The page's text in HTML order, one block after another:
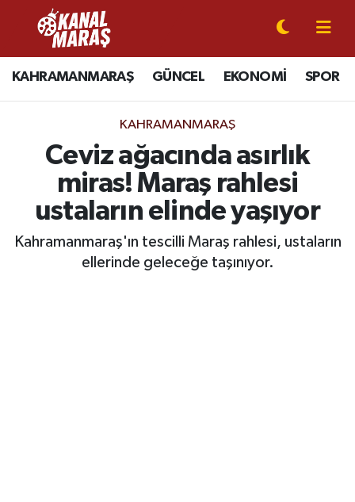
KAHRAMANMARAŞ GÜNCEL EKONOMİ SPOR
KAHRAMANMARAŞ
Ceviz ağacında asırlık
miras! Maraş rahlesi
ustaların elinde yaşıyor
Kahramanmaraş'ın tescilli Maraş rahlesi, ustaların
ellerinde geleceğe taşınıyor.
CANLI YAYIN
KAHRAMANMARAŞ
GÜNCEL
SPOR
SİYASET
EKONOMİ
Kahramanmaraş Nöbetçi Eczaneler
Kahramanmaraş Hava Durumu
Kahramanmaraş Namaz Vakitleri
Kahramanmaraş Trafik Yoğunluk Haritası
Süper Lig Puan Durumu ve Fikstür
Tüm Manşetler